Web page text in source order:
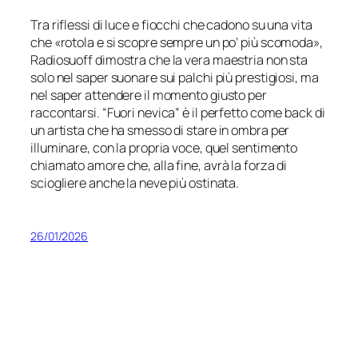
Tra riflessi di luce e fiocchi che cadono su una vita
che «rotola e si scopre sempre un po’ più scomoda»,
Radiosuoff dimostra che la vera maestria non sta
solo nel saper suonare sui palchi più prestigiosi, ma
nel saper attendere il momento giusto per
raccontarsi. “Fuori nevica” è il perfetto come back di
un artista che ha smesso di stare in ombra per
illuminare, con la propria voce, quel sentimento
chiamato amore che, alla fine, avrà la forza di
sciogliere anche la neve più ostinata.
26/01/2026